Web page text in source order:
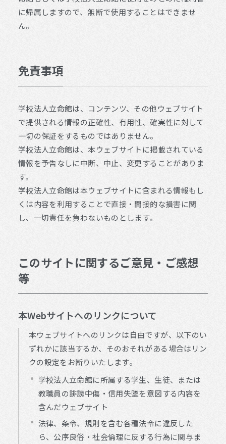
に帰属しますので、無断で使用することはできませ
ん。
免責事項
学校法人立命館は、コンテンツ、その他ウェブサイト
で提供される情報の正確性、有用性、確実性に対して
一切の保証をするものではありません。
学校法人立命館は、本ウェブサイトに掲載されている
情報を予告なしに中断、中止、変更することがありま
す。
学校法人立命館は本ウェブサイトに含まれる情報もし
くは内容を利用することで直接・間接的な損害に関
し、一切責任を負わないものとします。
このサイトに関するご意見・ご感想
等
本Webサイトへのリンクについて
本ウェブサイトへのリンクは自由ですが、以下のい
ずれかに該当するか、そのおそれがある場合はリン
クの設定をお断りいたします。
学校法人立命館に所属する学生、生徒、または
教職員の誹謗中傷・信用失墜を意図する内容を
含んだウェブサイト
法律、条令、規則を含む各種法令に違反した
ら、公序良俗・社会倫理に反する行為に関与ま